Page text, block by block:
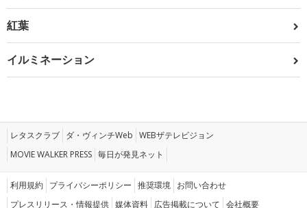
紅葉
イルミネーション
レタスクラブ ダ・ヴィンチWeb WEBザテレビジョン
MOVIE WALKER PRESS 毎日が発見ネット
利用規約 プライバシーポリシー 推奨環境 お問い合わせ
プレスリリース・情報提供 媒体資料 広告掲載について 会社概要